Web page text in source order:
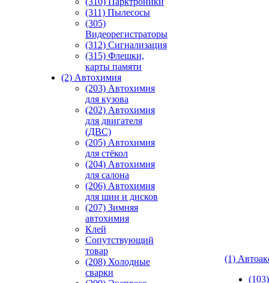
(311) Пылесосы
(305)
Видеорегистраторы
(312) Сигнализация
(315) Флешки,
карты памяти
(2) Автохимия
(203) Автохимия
для кузова
(202) Автохимия
для двигателя
(ДВС)
(205) Автохимия
для стёкол
(204) Автохимия
для салона
(206) Автохимия
для шин и дисков
(207) Зимняя
автохимия
Клей
Сопутствующий
товар
(208) Холодные
сварки
(1)